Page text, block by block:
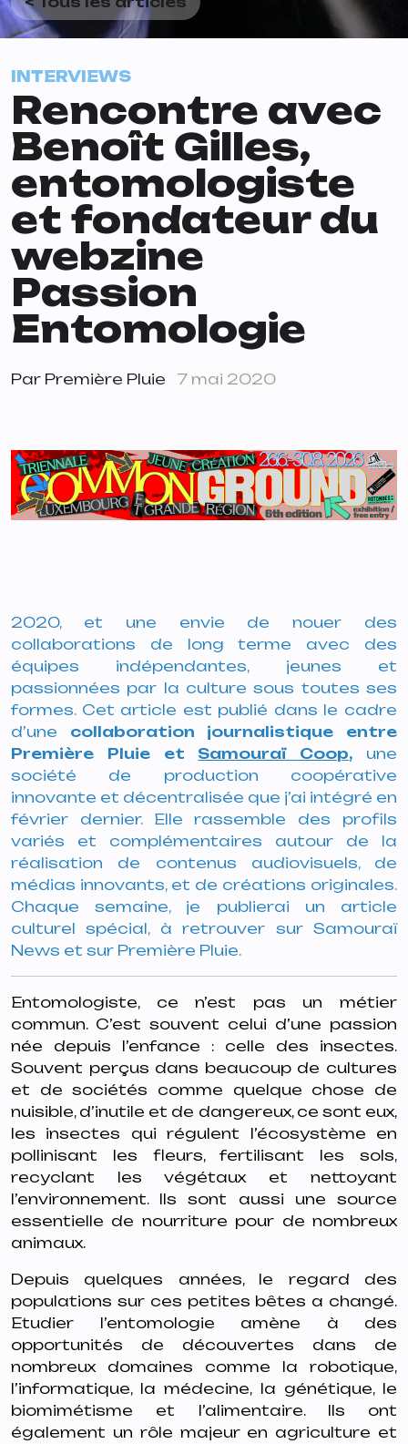
INTERVIEWS
Rencontre avec
Benoît Gilles,
entomologiste
et fondateur du
webzine
Passion
Entomologie
Par Première Pluie 7 mai 2020
2020, et une envie de nouer des
collaborations de long terme avec des
équipes indépendantes, jeunes et
passionnées par la culture sous toutes ses
formes. Cet article est publié dans le cadre
d’une collaboration journalistique entre
Première Pluie et Samouraï Coop, une
société de production coopérative
innovante et décentralisée que j’ai intégré en
février dernier. Elle rassemble des profils
variés et complémentaires autour de la
réalisation de contenus audiovisuels, de
médias innovants, et de créations originales.
Chaque semaine, je publierai un article
culturel spécial, à retrouver sur Samouraï
News et sur Première Pluie.
Entomologiste, ce n’est pas un métier
commun. C’est souvent celui d’une passion
née depuis l’enfance : celle des insectes.
Souvent perçus dans beaucoup de cultures
et de sociétés comme quelque chose de
nuisible, d’inutile et de dangereux, ce sont eux,
les insectes qui régulent l’écosystème en
pollinisant les fleurs, fertilisant les sols,
recyclant les végétaux et nettoyant
l’environnement. Ils sont aussi une source
essentielle de nourriture pour de nombreux
animaux.
Depuis quelques années, le regard des
populations sur ces petites bêtes a changé.
Etudier l’entomologie amène à des
opportunités de découvertes dans de
nombreux domaines comme la robotique,
l’informatique, la médecine, la génétique, le
biomimétisme et l’alimentaire. Ils ont
également un rôle majeur en agriculture et